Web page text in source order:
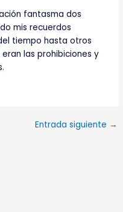
fantasma dos
mis recuerdos
tiempo hasta otros
las prohibiciones y
Entrada siguiente →